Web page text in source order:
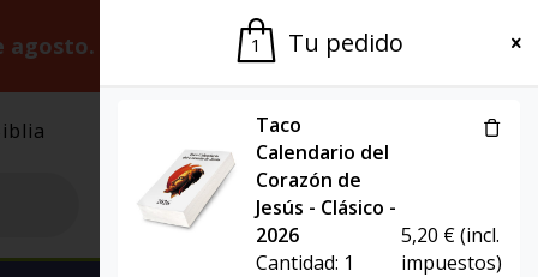
agosto. Gracias por la paciencia.
El Grupo
1 Tu pedido
Taco
Calendario del
Corazón de
Jesús - Clásico -
2026
Cantidad: 1
5,20 €(incl.
impuestos)